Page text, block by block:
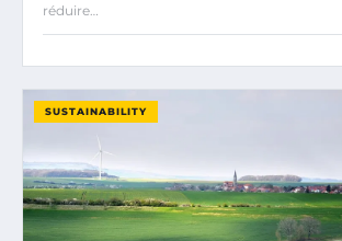
réduire…
SUSTAINABILITY